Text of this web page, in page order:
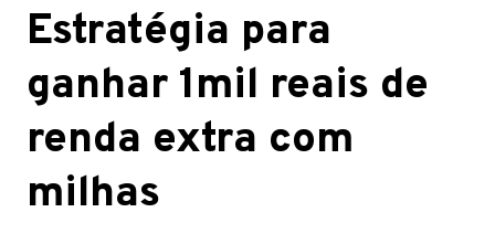
Estratégia para
ganhar 1mil reais de
renda extra com
milhas